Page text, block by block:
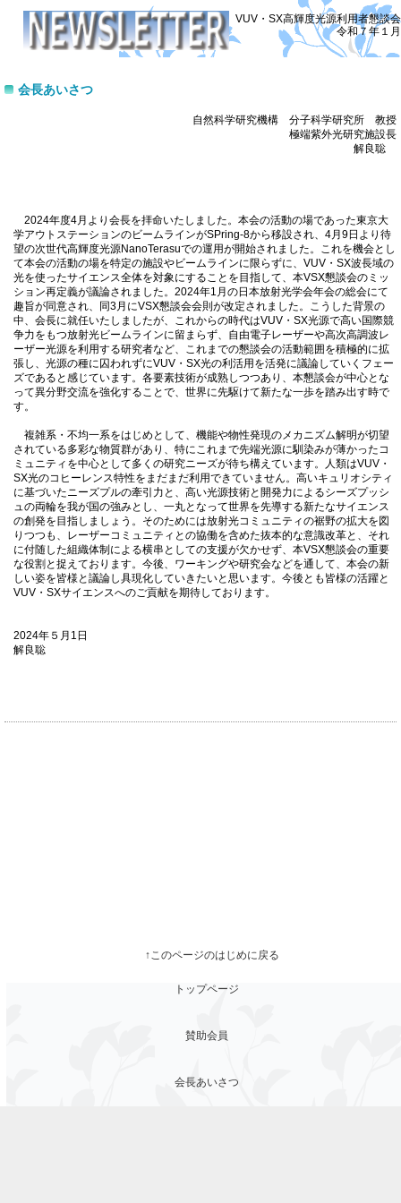
VUV・SX高輝度光源利用者懇談会
令和７年１月
会長あいさつ
自然科学研究機構 分子科学研究所 教授
極端紫外光研究施設長
解良聡
2024年度4月より会長を拝命いたしました。本会の活動の場であった東京大
学アウトステーションのビームラインがSPring-8から移設され、 4月 9日より待
望の次世代高輝度光源NanoTerasuでの運用が開始されました。これを機会とし
て本会の活動の場を特定の施設やビームラインに限らずに、 VUV ・ SX波長域の
光を使ったサイエンス全体を対象にすることを目指して、本VSX懇談会のミッ
ション再定義が議論されました。 2024年1 月の日本放射光学会年会の総会にて
趣旨が同意され、同3月にVSX懇談会会則が改定されました。こうした背景の
中、会長に就任いたしましたが、これからの時代はVUV ・ SX光源で高い国際競
争力をもつ放射光ビームラインに留まらず、自由電子レーザーや高次高調波レ
ーザー光源を利用する研究者など、これまでの懇談会の活動範囲を積極的に拡
張し、光源の種に囚われずにVUV ・ SX光の利活用を活発に議論していくフェー
ズであると感じています。各要素技術が成熟しつつあり、本懇談会が中心とな
って異分野交流を強化することで、世界に先駆けて新たな一歩を踏み出す時で
す。
複雑系・不均一系をはじめとして、機能や物性発現のメカニズム解明が切望
されている多彩な物質群があり、特にこれまで先端光源に馴染みが薄かったコ
ミュニティを中心として多くの研究ニーズが待ち構えています。人類はVUV ・
SX光のコヒーレンス特性をまだまだ利用できていません。高いキュリオシティ
に基づいたニーズプルの牽引力と、高い光源技術と開発力によるシーズプッシ
ュの両輪を我が国の強みとし、一丸となって世界を先導する新たなサイエンス
の創発を目指しましょう。そのためには放射光コミュニティの裾野の拡大を図
りつつも、レーザーコミュニティとの協働を含めた抜本的な意識改革と、それ
に付随した組織体制による横串としての支援が欠かせず、本VSX懇談会の重要
な役割と捉えております。今後、ワーキングや研究会などを通して、本会の新
しい姿を皆様と議論し具現化していきたいと思います。今後とも皆様の活躍と
VUV ・ SXサイエンスへのご貢献を期待しております。
2024年５月1日
解良聡
↑このページのはじめに戻る
トップページ
賛助会員
会長あいさつ